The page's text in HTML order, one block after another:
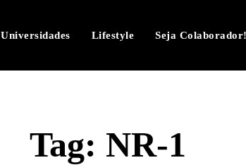
Universidades Lifestyle Seja Colaborador!
Tag: NR-1